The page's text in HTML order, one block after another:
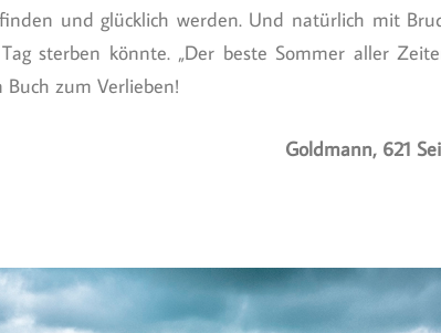
und glücklich werden. Und natürlich mit
sterben könnte. „Der beste Sommer aller
zum Verlieben!
Goldmann, 621